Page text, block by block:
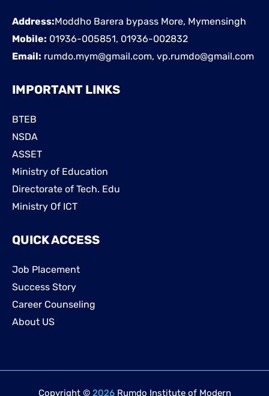
Address:Moddho Barera bypass More, Mymensingh
Mobile: 01936-005851, 01936-002832
Email: rumdo.mym@gmail.com, vp.rumdo@gmail.com
IMPORTANT LINKS
BTEB
NSDA
ASSET
Ministry of Education
Directorate of Tech. Edu
Ministry Of ICT
QUICK ACCESS
Job Placement
Success Story
Career Counseling
About US
Copyright © 2026Rumdo Institute of Modern